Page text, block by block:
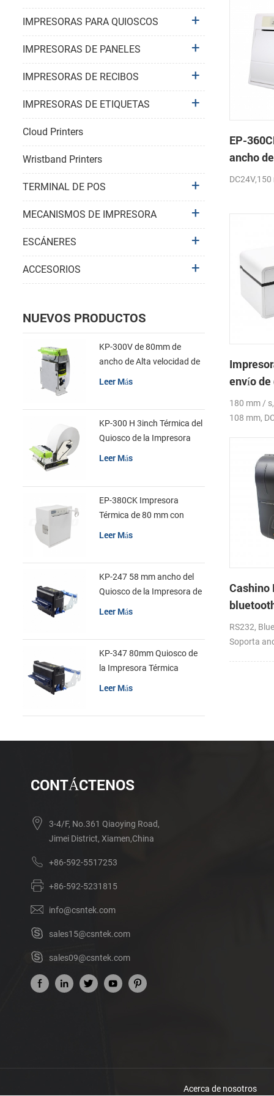
EP-
ancho
mini
envío de
4inch
180 mm /
108 mm,
Cashino
de
RS232,
Soporta
IMPRESORAS PARA QUIOSCOS
IMPRESORAS DE PANELES
IMPRESORAS DE RECIBOS
IMPRESORAS DE ETIQUETAS
Cloud Printers
Wristband Printers
TERMINAL DE POS
MECANISMOS DE IMPRESORA
ESCÁNERES
ACCESORIOS
NUEVOS PRODUCTOS
KP-300V de 80mm de
ancho de Alta velocidad de
la Impresora Térmica del
Leer Más
KP-300 H 3inch Térmica del
Quiosco de la Impresora
Módulo de
Leer Más
EP-380CK Impresora
Térmica de 80 mm con
Leer Más
KP-247 58 mm ancho del
Quiosco de la Impresora de
Leer Más
KP-347 80mm Quiosco de
la Impresora Térmica
Leer Más
CONTÁCTENOS
3-4/F, No.361 Qiaoying Road,
Jimei District, Xiamen,China
+86-592-5517253
+86-592-5231815
info@csntek.com
sales15@csntek.com
sales09@csntek.com
Acerca de nosotros